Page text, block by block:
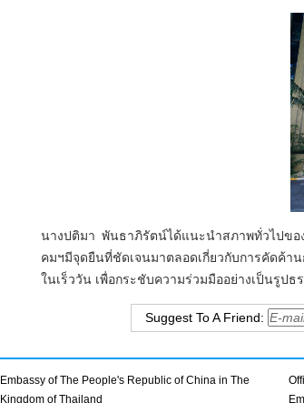
นางปติมา พันธาภิรัตน์ได้แนะนำสภาพทั่วไปขอ
คมฯมีจุดยืนที่ชัดเจนมาตลอดเกี่ยวกับการคัดค้า
ในเร็ววัน เพื่อกระชับความร่วมมืออย่างเป็นรูป
Suggest To A Friend:
Embassy of The People's Republic of China in The
Kingdom of Thailand